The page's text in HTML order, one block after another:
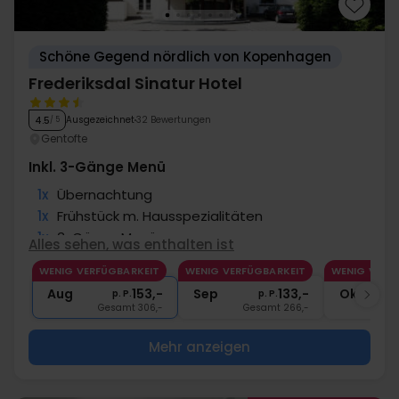
Schöne Gegend nördlich von Kopenhagen
Frederiksdal Sinatur Hotel
4.5/ 5 Ausgezeichnet 32 Bewertungen
Gentofte
Inkl. 3-Gänge Menü
1x Übernachtung
1x Frühstück m. Hausspezialitäten
1x 3-Gänge Menü
1x 1 Glas Wein und kleine Snacks
1x Kaffee zum Mitnehmen
Alles sehen, was enthalten ist
WENIG VERFÜGBARKEIT
Aug p. P.153,-
Gesamt 306,-
WENIG VERFÜGBARKEIT
Sep p. P.133,-
Gesamt 266,-
WENIG
Okt
Mehr anzeigen